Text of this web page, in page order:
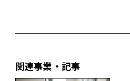
関連事業・記事